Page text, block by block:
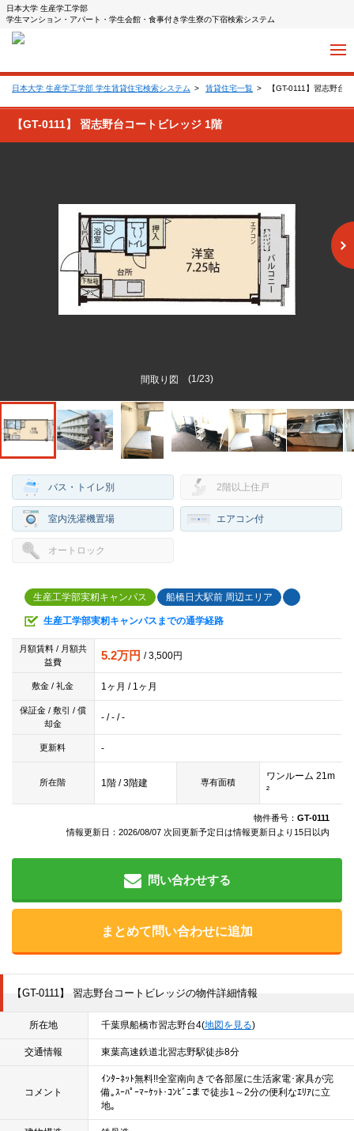
日本大学 生産学工学部
学生マンション・アパート・学生会館・食事付き学生寮の下宿検索システム
日本大学 生産学工学部 学生賃貸住宅検索システム 賃貸住宅一覧 【GT-0111】習志野台
【GT-0111】 習志野台コートビレッジ 1階
間取り図 (1 /23)
バス・トイレ別 2階以上住戸
室内洗濯機置場 エアコン付
オートロック
生産工学部実籾キャンパス 船橋日大駅前 周辺エリア
生産工学部実籾キャンパスまでの通学経路
月額賃料 / 月額共
益費
5.2万円 / 3,500円
敷金 / 礼金 1ヶ月 / 1ヶ月
保証金 / 敷引 / 償
却金
- / - / -
更新料 -
所在階 1階 / 3階建 専有面積
ワンルーム 21m
²
物件番号： GT-0111
情報更新日：2026/08/07 次回更新予定日は情報更新日より15日以内
問い合わせする
まとめて問い合わせに追加
【GT-0111】 習志野台コートビレッジの物件詳細情報
所在地 千葉県船橋市習志野台4(地図を見る)
交通情報 東葉高速鉄道北習志野駅徒歩8分
コメント
ｲﾝﾀｰﾈｯﾄ無料!!全室南向きで各部屋に生活家電･家具が完
備｡ｽｰﾊﾟｰﾏｰｹｯﾄ･ｺﾝﾋﾞﾆまで徒歩1～2分の便利なｴﾘｱに立
地｡